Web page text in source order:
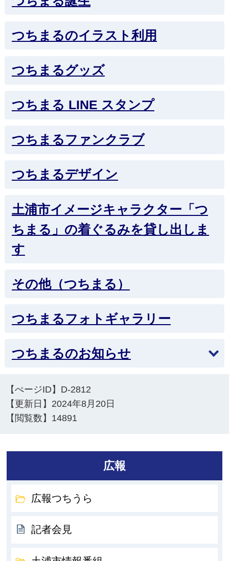
つちまるのイラスト利用
つちまるグッズ
つちまる LINE スタンプ
つちまるファンクラブ
つちまるデザイン
土浦市イメージキャラクター「つ
ちまる」の着ぐるみを貸し出しま
す
その他（つちまる）
つちまるフォトギャラリー
つちまるのお知らせ
【ぺージID】 D-2812
【更新日】 2024年8月20日
【閲覧数】 14891
広報
広報つちうら
記者会見